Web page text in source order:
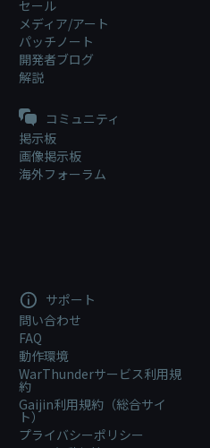
セール
メディア/アート
パッチノート
開発者ブログ
解説
コミュニティ
掲示板
画像掲示板
海外フォーラム
サポート
問い合わせ
FAQ
動作環境
WarThunderサービス利用規
約
Gaijin利用規約（総合サイ
ト）
プライバシーポリシー